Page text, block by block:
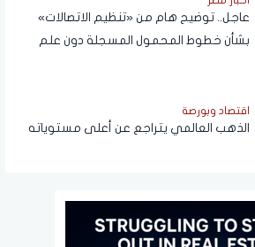
عاجل.. توضيح هام من «تنظيم الاتصالات»
بشأن خطوط المحمول المسجلة دون علم
اقتصاد وبورصة
الذهب العالمي يتراجع عن أعلى مستوياته